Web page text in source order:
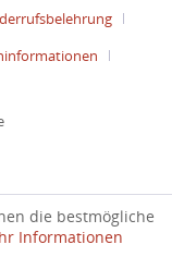
die bestmögliche
Informationen